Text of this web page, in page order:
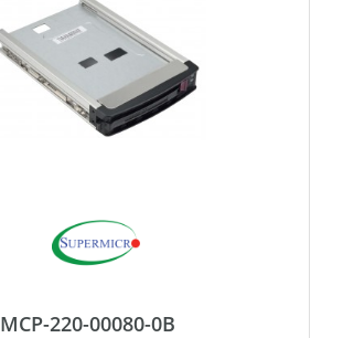
MCP-220-00080-0B